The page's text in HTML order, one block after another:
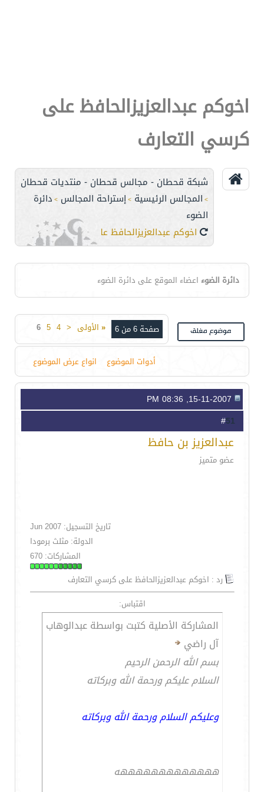
اخوكم عبدالعزيزالحافظ على
كرسي التعارف
شبكة قحطان - مجالس قحطان - منتديات قحطان
> المجالس الرئيسية >إستراحة المجالس > دائرة
الضوء
اخوكم عبدالعزيزالحافظ على كرسي التعارف
دائرة الضوء اعضاء الموقع على دائرة الضوء
صفحة 6 من 6 « الأولى <
4
5
6
أدوات الموضوع انواع عرض الموضوع
51
عبدالعزيز بن حافظ
عضو متميز
تاريخ التسجيل: Jun 2007
الدولة: مثلث برمودا
المشاركات: 670
رد : اخوكم عبدالعزيزالحافظ على كرسي التعارف
اقتباس:
المشاركة الأصلية كتبت بواسطة عبدالوهاب
آل راضي
بسم الله الرحمن الرحيم
السلام عليكم ورحمة الله وبركاته
وعليكم السلام ورحمة الله وبركاته
هههههههههههههه